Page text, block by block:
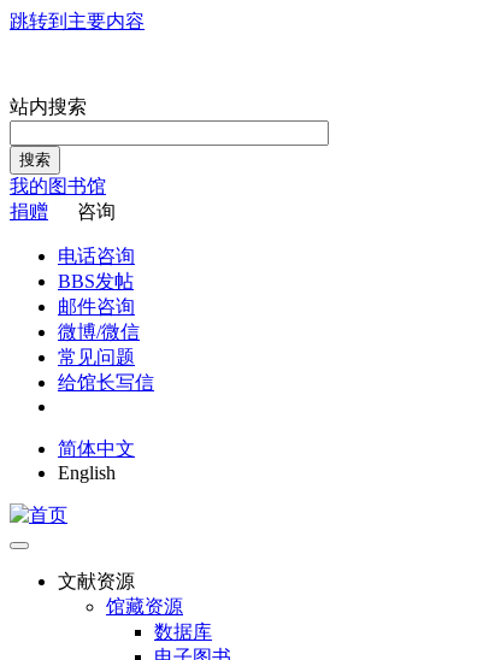
跳转到主要内容
站内搜索
搜索
我的图书馆
捐赠
咨询
电话咨询
BBS发帖
邮件咨询
微博/微信
常见问题
给馆长写信
简体中文
English
文献资源
馆藏资源
数据库